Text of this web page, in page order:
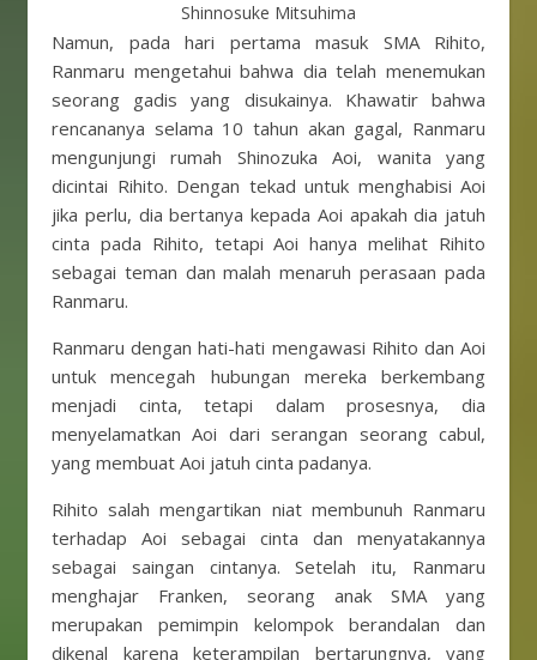
Shinnosuke Mitsuhima
Namun, pada hari pertama masuk SMA Rihito,
Ranmaru mengetahui bahwa dia telah menemukan
seorang gadis yang disukainya. Khawatir bahwa
rencananya selama 10 tahun akan gagal, Ranmaru
mengunjungi rumah Shinozuka Aoi, wanita yang
dicintai Rihito. Dengan tekad untuk menghabisi Aoi
jika perlu, dia bertanya kepada Aoi apakah dia jatuh
cinta pada Rihito, tetapi Aoi hanya melihat Rihito
sebagai teman dan malah menaruh perasaan pada
Ranmaru.
Ranmaru dengan hati-hati mengawasi Rihito dan Aoi
untuk mencegah hubungan mereka berkembang
menjadi cinta, tetapi dalam prosesnya, dia
menyelamatkan Aoi dari serangan seorang cabul,
yang membuat Aoi jatuh cinta padanya.
Rihito salah mengartikan niat membunuh Ranmaru
terhadap Aoi sebagai cinta dan menyatakannya
sebagai saingan cintanya. Setelah itu, Ranmaru
menghajar Franken, seorang anak SMA yang
merupakan pemimpin kelompok berandalan dan
dikenal karena keterampilan bertarungnya, yang